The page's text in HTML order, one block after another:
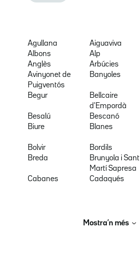
Agullana Aiguaviva
Albons
Alp
Anglès
Arbúcies
Avinyonet de
Puigventós
Banyoles
Begur
Bellcaire
d'Empordà
Besalú
Bescanó
Biure
Blanes
Bolvir
Bordils
Breda
Brunyola i Sant
Martí Sapresa
Cabanes Cadaqués
Mostra’n més